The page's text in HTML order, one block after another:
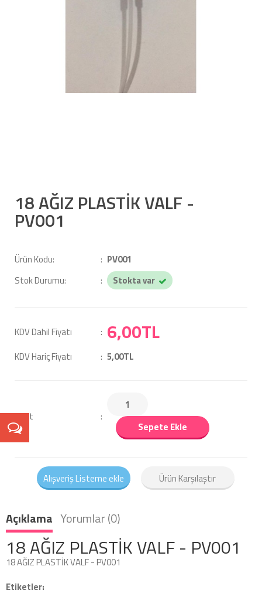
18 AĞIZ PLASTİK VALF -
PV001
Ürün Kodu:
PV001
Stok Durumu:
Stokta var
KDV Dahil Fiyatı 6,00TL
KDV Hariç Fiyatı 5,00TL
Adet
Sepete Ekle
Alışveriş Listeme ekle Ürün Karşılaştır
Açıklama Yorumlar (0)
18 AĞIZ PLASTİK VALF - PV001
18 AĞIZ PLASTİK VALF - PV001
Etiketler: